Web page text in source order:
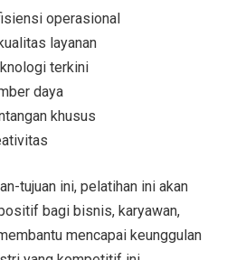
operasional
layanan
terkini
daya
khusus
tujuan ini, pelatihan ini akan
bagi bisnis, karyawan,
mencapai keunggulan